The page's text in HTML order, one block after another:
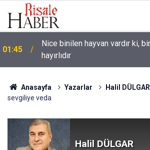
01:45
Nice binilen hayvan vardır ki,
hayırlıdır
Anasayfa Yazarlar Halil DÜLGAR
sevgiliye veda
Halil DÜLGAR